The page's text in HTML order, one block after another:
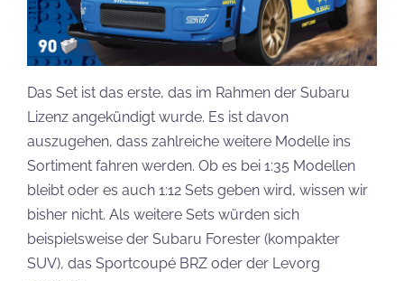
Das Set ist das erste, das im Rahmen der Subaru
Lizenz angekündigt wurde. Es ist davon
auszugehen, dass zahlreiche weitere Modelle ins
Sortiment fahren werden. Ob es bei 1:35 Modellen
bleibt oder es auch 1:12 Sets geben wird, wissen wir
bisher nicht. Als weitere Sets würden sich
beispielsweise der Subaru Forester (kompakter
SUV), das Sportcoupé BRZ oder der Levorg